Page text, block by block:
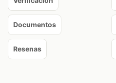
Documentos
Resenas